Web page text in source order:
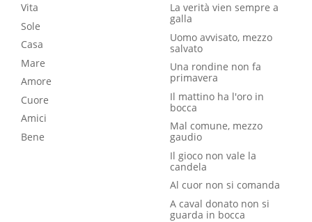
Vita
Sole
Casa
Mare
Amore
Cuore
Amici
Bene
La verità vien sempre a
galla
Uomo avvisato, mezzo
salvato
Una rondine non fa
primavera
Il mattino ha l'oro in
bocca
Mal comune, mezzo
gaudio
Il gioco non vale la
candela
Al cuor non si comanda
A caval donato non si
guarda in bocca